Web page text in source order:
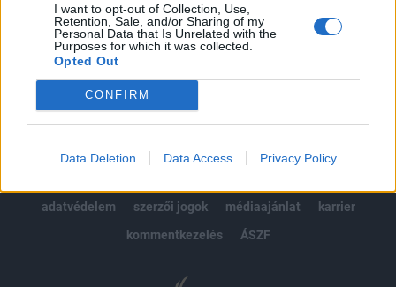
I want to opt-out of Collection, Use,
Retention, Sale, and/or Sharing of my
Personal Data that Is Unrelated with the
Purposes for which it was collected.
Opted Out
CONFIRM
Data Deletion Data Access Privacy Policy
MÁR ELŐFIZETŐNK VAGY?BEJELENTKEZÉS
adatvédelem
szerzői jogok médiaajánlat
karrier
kommentkezelés
ÁSZF